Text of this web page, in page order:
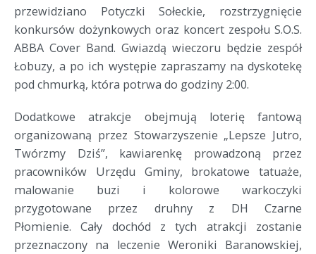
przewidziano Potyczki Sołeckie, rozstrzygnięcie
konkursów dożynkowych oraz koncert zespołu S.O.S.
ABBA Cover Band. Gwiazdą wieczoru będzie zespół
Łobuzy, a po ich występie zapraszamy na dyskotekę
pod chmurką, która potrwa do godziny 2:00.
Dodatkowe atrakcje obejmują loterię fantową
organizowaną przez Stowarzyszenie „Lepsze Jutro,
Twórzmy Dziś”, kawiarenkę prowadzoną przez
pracowników Urzędu Gminy, brokatowe tatuaże,
malowanie buzi i kolorowe warkoczyki
przygotowane przez druhny z DH Czarne
Płomienie. Cały dochód z tych atrakcji zostanie
przeznaczony na leczenie Weroniki Baranowskiej,